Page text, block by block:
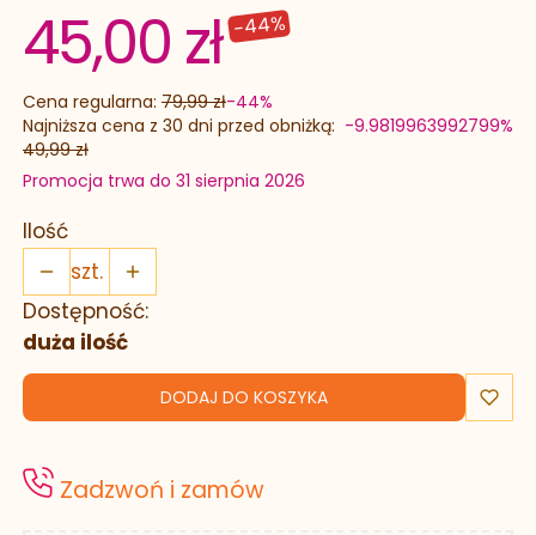
45,00 zł -44%
Cena regularna: 79,99 zł-44%
Najniższa cena z 30 dni przed obniżką:
49,99 zł
-9.9819963992799%
Promocja trwa do 31 sierpnia 2026
Ilość
szt.
Dostępność:
duża ilość
DODAJ DO KOSZYKA
Zadzwoń i zamów